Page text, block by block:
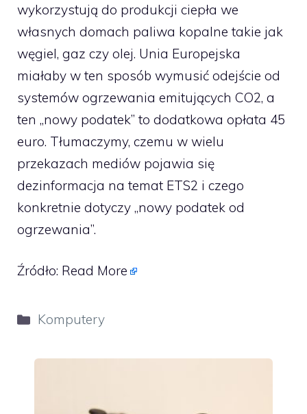
wykorzystują do produkcji ciepła we
własnych domach paliwa kopalne takie jak
węgiel, gaz czy olej. Unia Europejska
miałaby w ten sposób wymusić odejście od
systemów ogrzewania emitujących CO2, a
ten „nowy podatek” to dodatkowa opłata 45
euro. Tłumaczymy, czemu w wielu
przekazach mediów pojawia się
dezinformacja na temat ETS2 i czego
konkretnie dotyczy „nowy podatek od
ogrzewania”.
Źródło: Read More
Kategorie
Komputery